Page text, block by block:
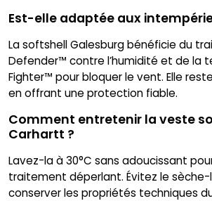
Est-elle adaptée aux
La softshell Galesburg bénéficie du
Defender™ contre l’humidité et de la
Fighter™ pour bloquer le vent. Elle
en offrant une protection fiable.
Comment entretenir la veste
Carhartt ?
Lavez-la à 30°C sans adoucissant
traitement déperlant. Évitez le sèche-
conserver les propriétés techniques